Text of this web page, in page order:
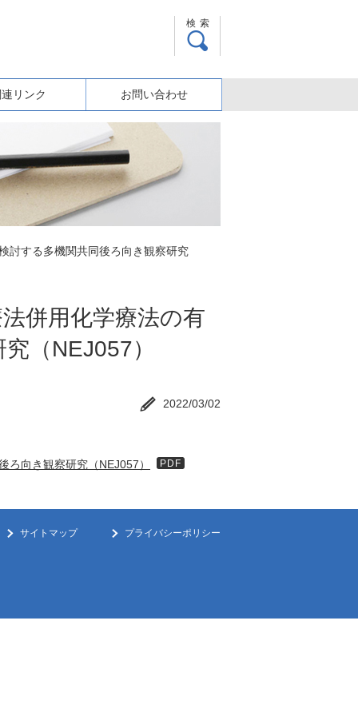
検索
リンク お問い合わせ
討する多機関共同後ろ向き観察研究
併用化学療法の有
（NEJ057）
2022/03/02
向き観察研究（NEJ057） PDF
サイトマップ プライバシーポリシー